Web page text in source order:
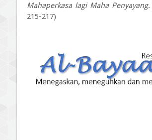
Mahaperkasa lagi Maha Penyayang.
215-217)